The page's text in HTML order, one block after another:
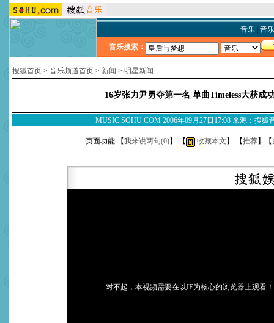
音乐| 音
音乐搜索：
搜狐首页 > 音乐频道首页 > 新闻 > 明星新闻
16岁张力尹勇夺第一名 单曲Timeless大获成
MUSIC.SOHU.COM 2006年09月27日17:08 来源：搜狐
页面功能 【我来说两句(0)】 【 收藏本文 】 【推荐】【
对不起，本视频需要在以IE为核心的浏览器上观看！